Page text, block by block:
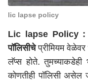
lic lapse policy
Lic lapse Policy :
पॉलिसीचे प्रीमियम
लॅप्स होते. तुमच्याकडेही
कोणतीही पॉलिसी